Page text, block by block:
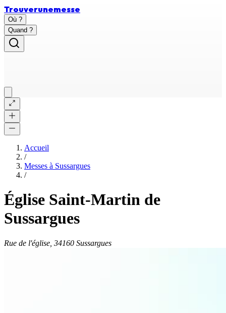
Trouverunemesse
Où ?
Quand ?
Accueil
/
Messes à Sussargues
/
Église Saint-Martin de
Sussargues
Rue de l'église, 34160 Sussargues